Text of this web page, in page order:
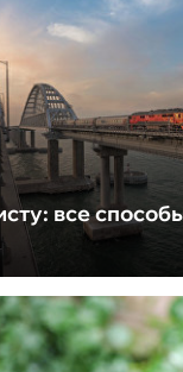
все